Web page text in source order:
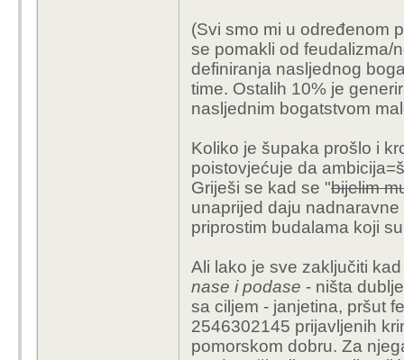
(Svi smo mi u određenom
se pomakli od feudalizma/
definiranja nasljednog
time. Ostalih 10% je
nasljednim bogatstvom
Koliko je šupaka prošlo i
poistovjećuje da
Griješi se kad se "bijelim
unaprijed daju
priprostim budalama koji
Ali lako je sve zaključiti
nase i podase - ništa
sa ciljem - janjetina, pršut
2546302145 prijavljenih
pomorskom dobru. Za